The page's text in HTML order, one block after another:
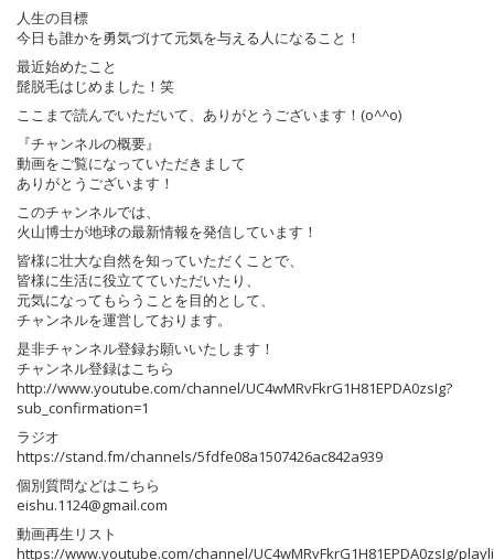
人生の目標
今日も誰かを勇気づけて元気を与える人になること！
最近始めたこと
髭脱毛はじめました！笑
ここまで読んでいただいて、ありがとうございます！(o^^o)
『チャンネルの概要』
動画をご覧になっていただきまして
ありがとうございます！
このチャンネルでは、
火山博士が地球の最新情報を発信しています！
皆様に壮大な自然を知っていただくことで、
皆様に生活に役立てていただいたり、
元気になってもらうことを目的として、
チャンネルを運営しております。
是非チャンネル登録お願いいたします！
チャンネル登録はこちら
http://www.youtube.com/channel/UC4wMRvFkrG1H81EPDA0zsIg?
sub_confirmation=1
ラジオ
https://stand.fm/channels/5fdfe08a1507426ac842a939
個別質問などはこちら
eishu.1124@gmail.com
動画再生リスト
https://www.youtube.com/channel/UC4wMRvFkrG1H81EPDA0zsIg/